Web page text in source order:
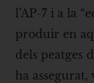
l’AP-7 i a la
produir en
dels peatges
ha